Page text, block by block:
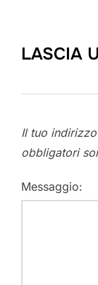
LASCIA
Il tuo
obbligatori
Messaggio: